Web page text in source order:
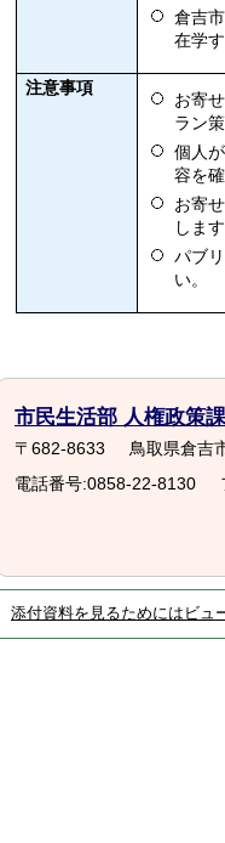
倉吉
在学
注意事項
お寄
ラン
個人
容を
お寄
します
パブ
い。
市民生活部 人権政策課
〒682-8633
鳥取県倉吉
電話番号:0858-22-8130
添付資料を見るためにはビュ